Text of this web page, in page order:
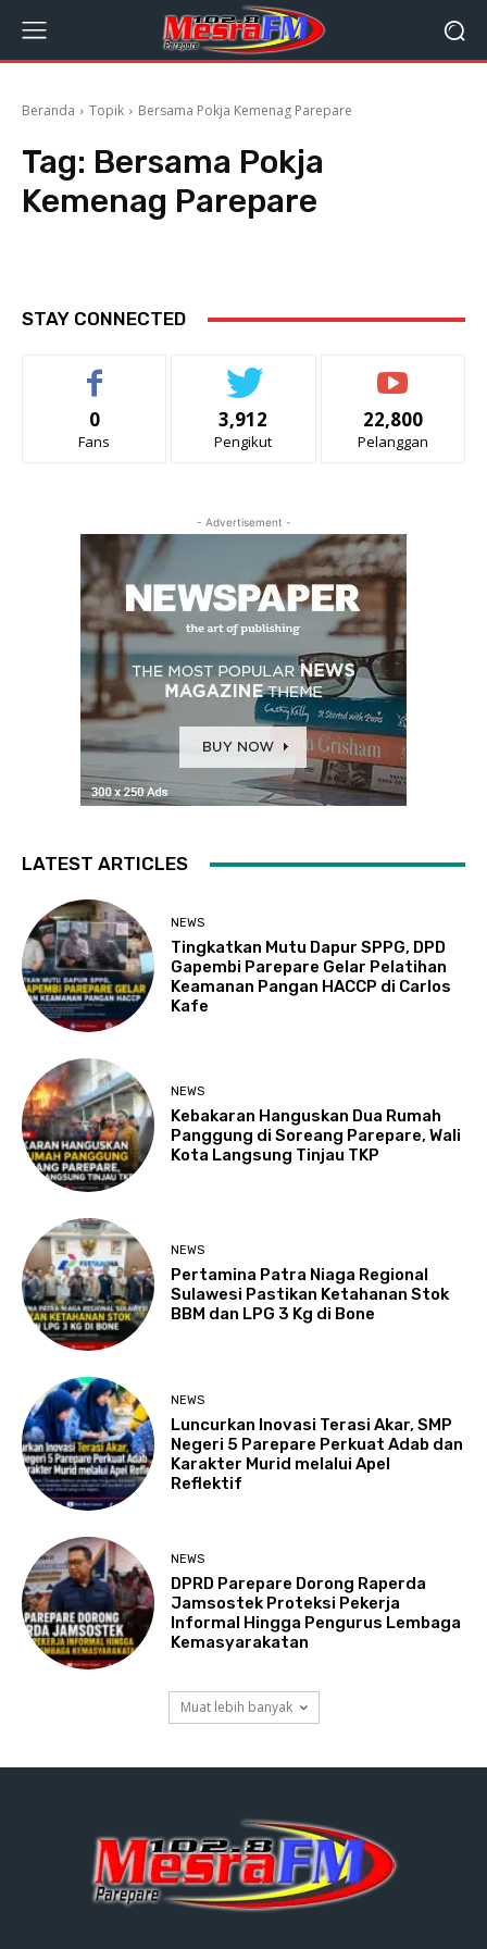
Beranda Topik Bersama Pokja Kemenag Parepare
Tag: Bersama Pokja
Kemenag Parepare
STAY CONNECTED
0
Fans
3,912
Pengikut
22,800
Pelanggan
- Advertisement -
LATEST ARTICLES
NEWS
Tingkatkan Mutu Dapur SPPG, DPD
Gapembi Parepare Gelar Pelatihan
Keamanan Pangan HACCP di Carlos
Kafe
NEWS
Kebakaran Hanguskan Dua Rumah
Panggung di Soreang Parepare, Wali
Kota Langsung Tinjau TKP
NEWS
Pertamina Patra Niaga Regional
Sulawesi Pastikan Ketahanan Stok
BBM dan LPG 3 Kg di Bone
NEWS
Luncurkan Inovasi Terasi Akar, SMP
Negeri 5 Parepare Perkuat Adab dan
Karakter Murid melalui Apel
Reflektif
NEWS
DPRD Parepare Dorong Raperda
Jamsostek Proteksi Pekerja
Informal Hingga Pengurus Lembaga
Kemasyarakatan
Muat lebih banyak